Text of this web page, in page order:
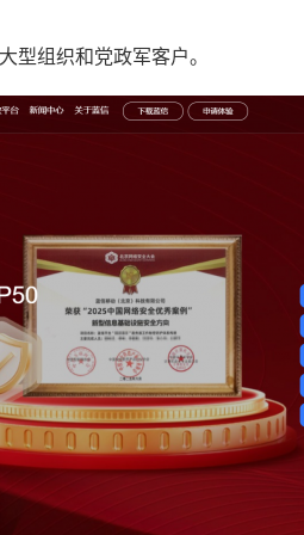
型组织和党政军客户。